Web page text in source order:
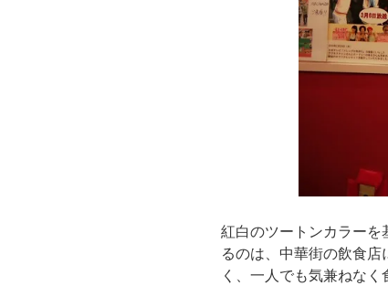
紅白のツートンカラー
るのは、中華街の飲食
く、一人でも気兼ねなく